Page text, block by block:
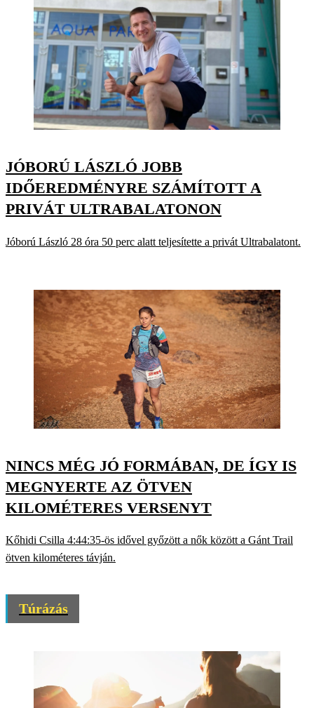
JÓBORÚ LÁSZLÓ JOBB
IDŐEREDMÉNYRE SZÁMÍTOTT A
PRIVÁT ULTRABALATONON
Jóború László 28 óra 50 perc alatt teljesítette a privát Ultrabalatont.
NINCS MÉG JÓ FORMÁBAN, DE ÍGY IS
MEGNYERTE AZ ÖTVEN
KILOMÉTERES VERSENYT
Kőhidi Csilla 4:44:35-ös idővel győzött a nők között a Gánt Trail
ötven kilométeres távján.
Túrázás